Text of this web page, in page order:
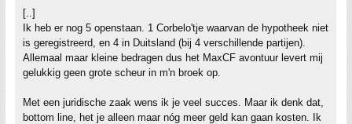
[..]
Ik heb er nog 5 openstaan. 1 Corbelo'tje waarvan de hypotheek niet
is geregistreerd, en 4 in Duitsland (bij 4 verschillende partijen).
Allemaal maar kleine bedragen dus het MaxCF avontuur levert mij
gelukkig geen grote scheur in m'n broek op.
Met een juridische zaak wens ik je veel succes. Maar ik denk dat,
bottom line, het je alleen maar nóg meer geld kan gaan kosten. Ik